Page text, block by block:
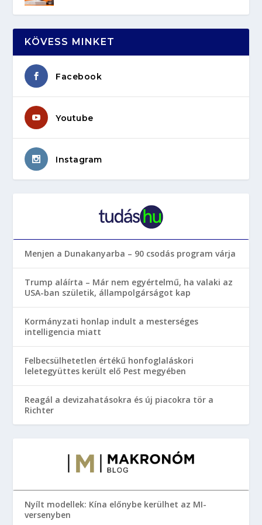
KÖVESS MINKET
Facebook
Youtube
Instagram
Menjen a Dunakanyarba – 90 csodás program várja
Trump aláírta – Már nem egyértelmű, ha valaki az
USA-ban születik, állampolgárságot kap
Kormányzati honlap indult a mesterséges
intelligencia miatt
Felbecsülhetetlen értékű honfoglaláskori
leletegyüttes került elő Pest megyében
Reagál a devizahatásokra és új piacokra tör a
Richter
Nyílt modellek: Kína előnybe kerülhet az MI-
versenyben